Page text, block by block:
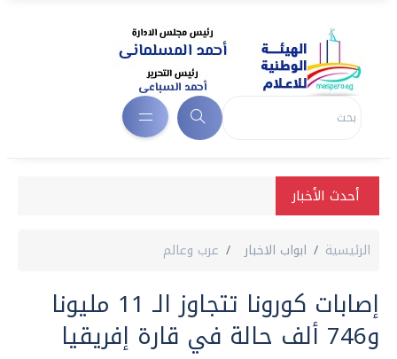
أحدث الأخبار
الرئيسية ابواب الاخبار عرب وعالم
إصابات كورونا تتجاوز الـ 11 مليونا
و746 ألف حالة في قارة إفريقيا